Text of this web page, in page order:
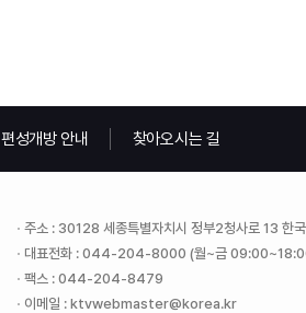
편성개방 안내 찾아오시는 길
주소 : 30128 세종특별자치시 정부2청사로 13 한
대표전화 : 044-204-8000 (월~금
팩스 : 044-204-8479
이메일 : ktvwebmaster@korea.kr